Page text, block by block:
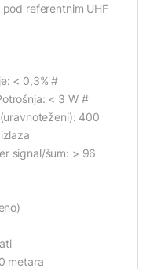
referentnim UHF
< 0,3% #
< 3 W #
400
signal/šum: > 96
metara